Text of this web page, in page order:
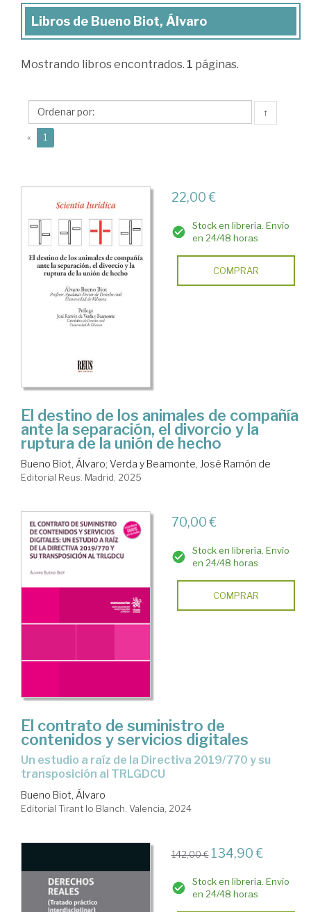
Libros
Bueno
Álvaro
Libros de Bueno Biot, Álvaro
Mostrando libros encontrados. 1 páginas.
↑
« 1
22,00 €
Stock en librería. Envío
en 24/48 horas
COMPRAR
El destino de los animales de compañía
ante la separación, el divorcio y la
ruptura de la unión de hecho
Bueno Biot, Álvaro; Verda y Beamonte, José Ramón de
Editorial Reus. Madrid, 2025
70,00 €
Stock en librería. Envío
en 24/48 horas
COMPRAR
El contrato de suministro de
contenidos y servicios digitales
un estudio a raíz de la Directiva 2019/770 y su
transposición al TRLGDCU
Bueno Biot, Álvaro
Editorial Tirant lo Blanch. Valencia, 2024
142,00 € 134,90 €
Stock en librería. Envío
en 24/48 horas